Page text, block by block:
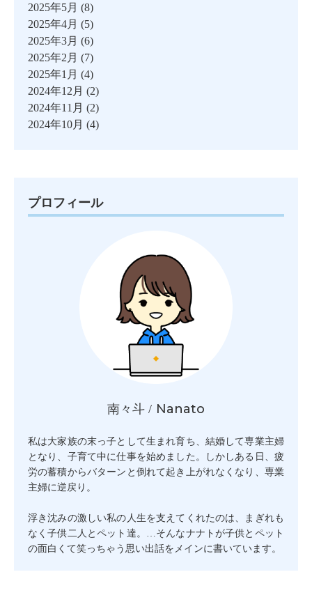
2025年5月 (8)
2025年4月 (5)
2025年3月 (6)
2025年2月 (7)
2025年1月 (4)
2024年12月 (2)
2024年11月 (2)
2024年10月 (4)
プロフィール
南々斗 / Nanato
私は大家族の末っ子として生まれ育ち、結婚して専業主婦
となり、子育て中に仕事を始めました。しかしある日、疲
労の蓄積からバターンと倒れて起き上がれなくなり、専業
主婦に逆戻り。
浮き沈みの激しい私の人生を支えてくれたのは、まぎれも
なく子供二人とペット達。…そんなナナトが子供とペット
の面白くて笑っちゃう思い出話をメインに書いています。